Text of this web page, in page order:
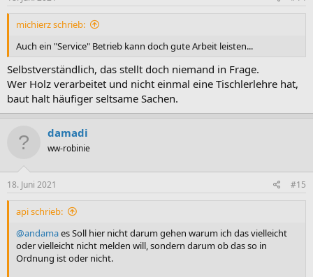
michierz schrieb:
Auch ein "Service" Betrieb kann doch gute Arbeit leisten...
Selbstverständlich, das stellt doch niemand in Frage.
Wer Holz verarbeitet und nicht einmal eine Tischlerlehre hat,
baut halt häufiger seltsame Sachen.
damadi
ww-robinie
18. Juni 2021 #15
api schrieb:
@andamaes Soll hier nicht darum gehen warum ich das vielleicht
oder vielleicht nicht melden will, sondern darum ob das so in
Ordnung ist oder nicht.